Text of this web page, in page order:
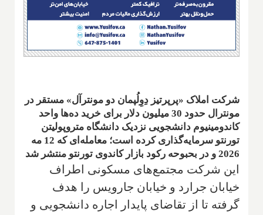
شرکت املاک «پرپرتیز دِوِلُپمان دو مونترآل» مستقر در
مونترال حدود 30 میلیون دلار برای خرید ده‌ها واحد
کاندومینیوم دانشجویی نزدیک دانشگاه متروپولیتن
تورنتو سرمایه‌گذاری کرده است؛ معامله‌ای که 12 مه
2026 و در بحبوحه رکود بازار کاندوی تورنتو منتشر شد
این شرکت مجتمع‌های مسکونی اطراف
خیابان جرارد و خیابان جارویس را هدف
گرفته تا از تقاضای پایدار اجاره دانشجویی و